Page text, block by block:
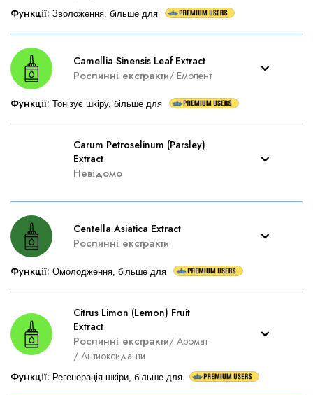
Функції: Зволоження, більше для
Camellia Sinensis Leaf Extract
Рослинні екстракти/ Емолент
Функції: Тонізує шкіру, більше для
Carum Petroselinum (Parsley)
Extract
Невідомо
Centella Asiatica Extract
Рослинні екстракти
Функції: Омолодження, більше для
Citrus Limon (Lemon) Fruit
Extract
Рослинні екстракти/ Аромат
/ Антиоксиданти
Функції: Регенерація шкіри, більше для